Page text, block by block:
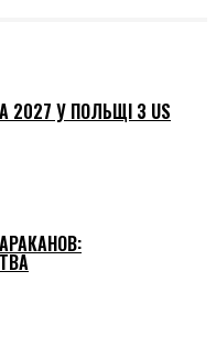
2027 У ПОЛЬЩІ З US